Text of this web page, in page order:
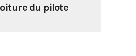
du pilote